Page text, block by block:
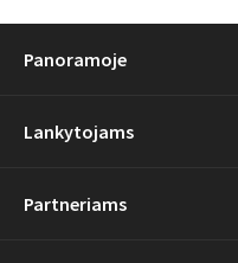
Panoramoje
Lankytojams
Partneriams